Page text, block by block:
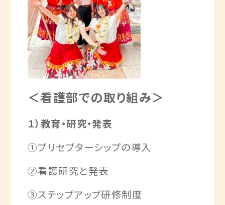
＜看護部での取り組み＞
１） 教育・研究・発表
①プリセプターシップの導入
②看護研究と発表
③ステップアップ研修制度